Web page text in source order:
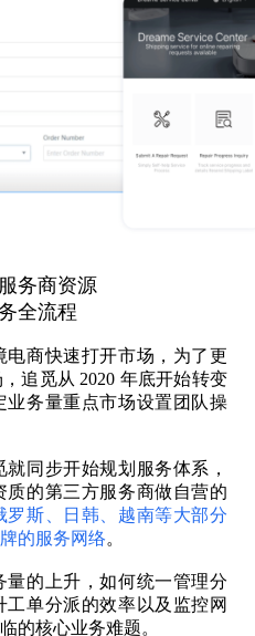
务商资源
全流程
商快速打开市场，为了更
追觅从 2020 年底开始转变
务量重点市场设置团队操
同步开始规划服务体系，
的第三方服务商做自营的
罗斯、日韩、越南等大部分
的服务网络。
量的上升，如何统一管理分
单分派的效率以及监控网
的核心业务难题。